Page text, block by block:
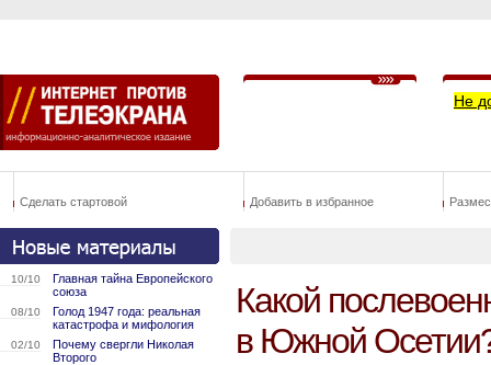
Не
Сделать стартовой Добавить в избранное
10/10
Главная тайна Европейского
союза
08/10
Голод 1947 года: реальная
катастрофа и мифология
02/10
Почему свергли Николая
Второго
Какой
в Южной